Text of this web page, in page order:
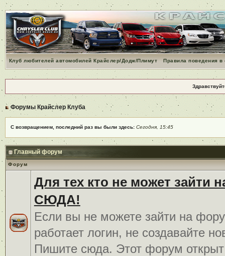
Клуб любителей автомобилей Крайслер/Додж/Плимут Правила поведения
Форумы Крайслер Клуба
С возвращением, последний раз вы были здесь: Сегодня, 15:45
Главный форум
Форум
Для тех кто не может зайти
СЮДА!
Если вы не можете зайти на
работает логин, не создавайте
Пишите сюда. Этот форум открыт